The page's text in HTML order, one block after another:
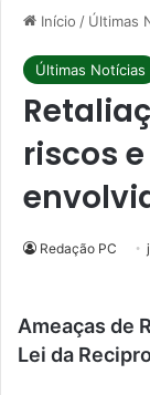
Início / Últimas
Últimas Notícias
riscos
Redação PC
Ameaças de
Lei da